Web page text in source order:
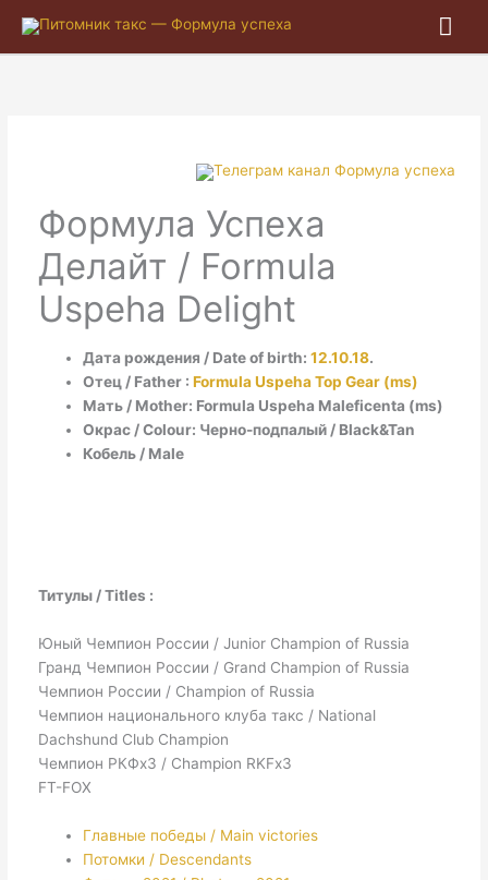
Формула Успеха
Делайт / Formula
Uspeha Delight
Дата рождения / Date of birth: 12.10.18.
Отец / Father : Formula Uspeha Top Gear (ms)
Мать / Mother: Formula Uspeha Maleficenta (ms)
Окрас / Colour: Черно-подпалый / Black&Tan
Кобель / Male
Титулы / Titles :
Юный Чемпион России / Junior Champion of Russia
Гранд Чемпион России / Grand Champion of Russia
Чемпион России / Champion of Russia
Чемпион национального клуба такс / National
Dachshund Club Champion
Чемпион РКФх3 / Champion RKFх3
FT-FOX
Главные победы / Main victories
Потомки / Descendants